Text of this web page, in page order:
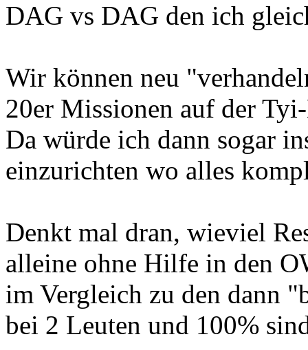
DAG vs DAG den ich
Wir können neu
20er Missionen auf der
Da würde ich dann sogar
einzurichten wo alles
Denkt mal dran, wieviel
alleine ohne Hilfe in den
im Vergleich zu den dann
bei 2 Leuten und 100%